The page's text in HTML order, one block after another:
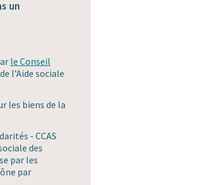
un
le Conseil
l’Aide sociale
les biens de la
- CCAS
des
par les
par